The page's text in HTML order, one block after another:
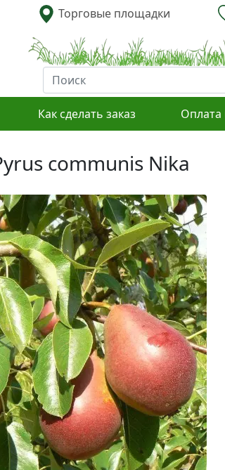
Торговые площадки
Как сделать заказ Оплата
communis Nika